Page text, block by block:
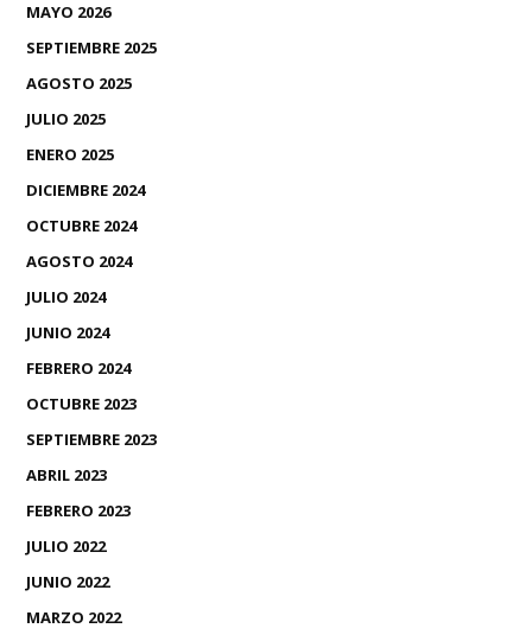
MAYO 2026
SEPTIEMBRE 2025
AGOSTO 2025
JULIO 2025
ENERO 2025
DICIEMBRE 2024
OCTUBRE 2024
AGOSTO 2024
JULIO 2024
JUNIO 2024
FEBRERO 2024
OCTUBRE 2023
SEPTIEMBRE 2023
ABRIL 2023
FEBRERO 2023
JULIO 2022
JUNIO 2022
MARZO 2022